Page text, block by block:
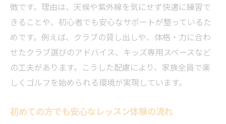
徴です。理由は、天候や紫外線を気にせず快適に練習で
きることや、初心者でも安心なサポートが整っているた
めです。例えば、クラブの貸し出しや、体格・力に合わ
せたクラブ選びのアドバイス、キッズ専用スペースなど
の工夫があります。こうした配慮により、家族全員で楽
しくゴルフを始められる環境が実現しています。
初めての方でも安心なレッスン体験の流れ